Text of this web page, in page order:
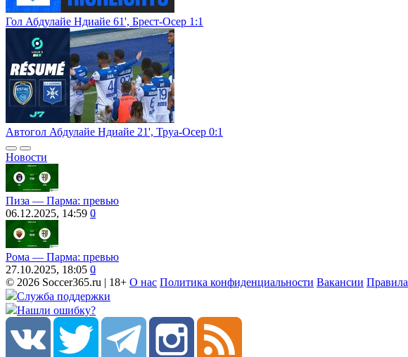
Гол Абдулайе Ндиайе 61', Брест-Осер 1:1
Автогол Абдулайе Ндиайе 21', Труа-Осер 0:1
Новости
Пиза ― Парма: превью
06.12.2025, 14:59 0
Рома ― Парма: превью
27.10.2025, 18:05 0
© 2026 Soccer365.ru | 18+ О нас Политика конфиденциальности Вакансии Правила
Служба поддержки
Нашли ошибку?